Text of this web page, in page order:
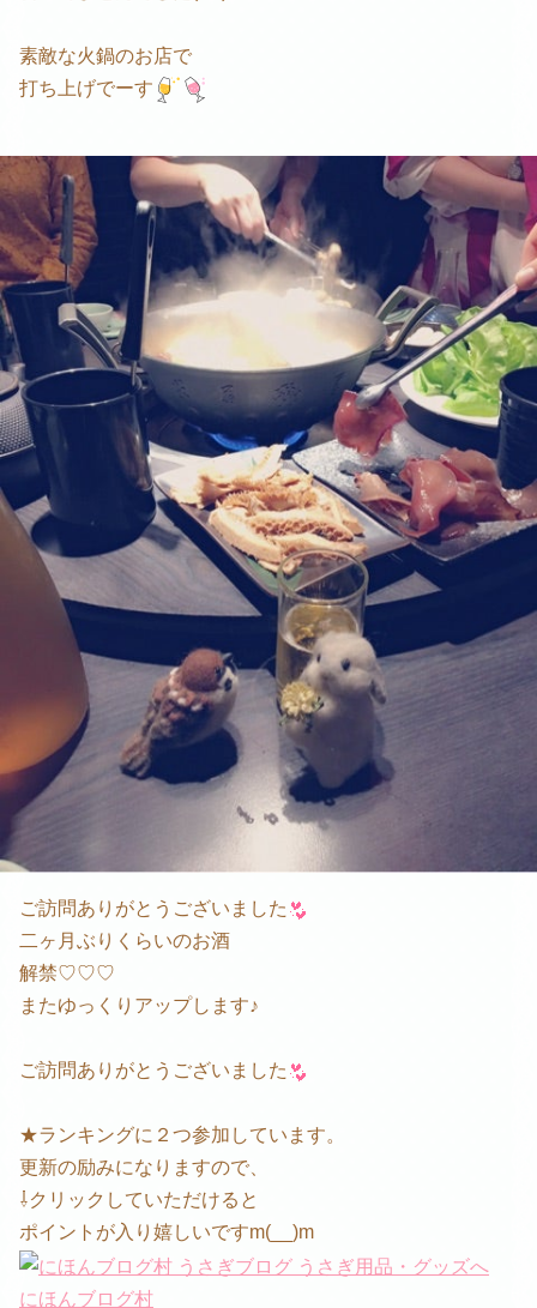
素敵な火鍋のお店で
打ち上げでーす
ご訪問ありがとうございました
二ヶ月ぶりくらいのお酒
解禁♡♡♡
またゆっくりアップします♪
ご訪問ありがとうございました
★ランキングに２つ参加しています。
更新の励みになりますので、
⇩クリックしていただけると
ポイントが入り嬉しいですm(__)m
にほんブログ村